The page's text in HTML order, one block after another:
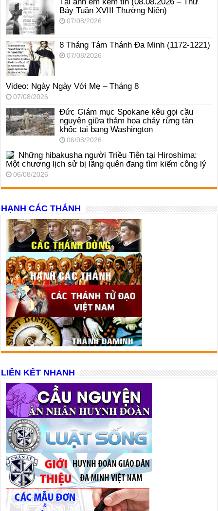
Bảy Tuần XVIII Thường Niên)
07/08/2026
8 Tháng Tám Thánh Ða Minh (1172-1221)
07/08/2026
Video: Ngày Ngày Với Mẹ – Tháng 8
07/08/2026
Đức Giám mục Spokane kêu gọi cầu
nguyện giữa thảm họa cháy rừng tàn
khốc tại bang Washington
06/08/2026
Những hibakusha người Triều Tiên tại Hiroshima:
Một chương lịch sử bị lãng quên đang tìm kiếm công lý
06/08/2026
HẠNH CÁC THÁNH
LIÊN KẾT NHANH